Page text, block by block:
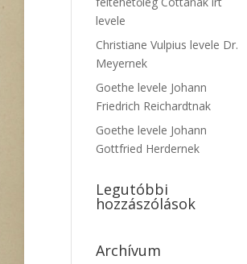
levele
Christiane Vulpius levele Dr.
Meyernek
Goethe levele Johann
Friedrich Reichardtnak
Goethe levele Johann
Gottfried Herdernek
Legutóbbi
hozzászólások
Archívum